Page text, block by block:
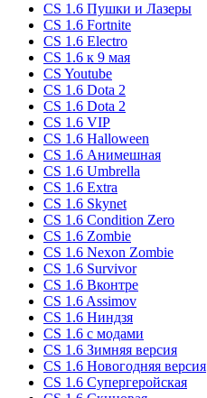
CS 1.6 Пушки и Лазеры
CS 1.6 Fortnite
CS 1.6 Electro
CS 1.6 к 9 мая
CS Youtube
CS 1.6 Dota 2
CS 1.6 Dota 2
CS 1.6 VIP
CS 1.6 Halloween
CS 1.6 Анимешная
CS 1.6 Umbrella
CS 1.6 Extra
CS 1.6 Skynet
CS 1.6 Condition Zero
CS 1.6 Zombie
CS 1.6 Nexon Zombie
CS 1.6 Survivor
CS 1.6 Вконтре
CS 1.6 Assimov
CS 1.6 Ниндзя
CS 1.6 с модами
CS 1.6 Зимняя версия
CS 1.6 Новогодняя версия
CS 1.6 Супергеройская